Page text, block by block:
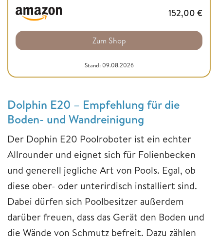
152,00 €
Zum Shop
Stand: 09.08.2026
Dolphin E20 – Empfehlung für die
Boden- und Wandreinigung
Der Dophin E20 Poolroboter ist ein echter
Allrounder und eignet sich für Folienbecken
und generell jegliche Art von Pools. Egal, ob
diese ober- oder unterirdisch installiert sind.
Dabei dürfen sich Poolbesitzer außerdem
darüber freuen, dass das Gerät den Boden und
die Wände von Schmutz befreit. Dazu zählen